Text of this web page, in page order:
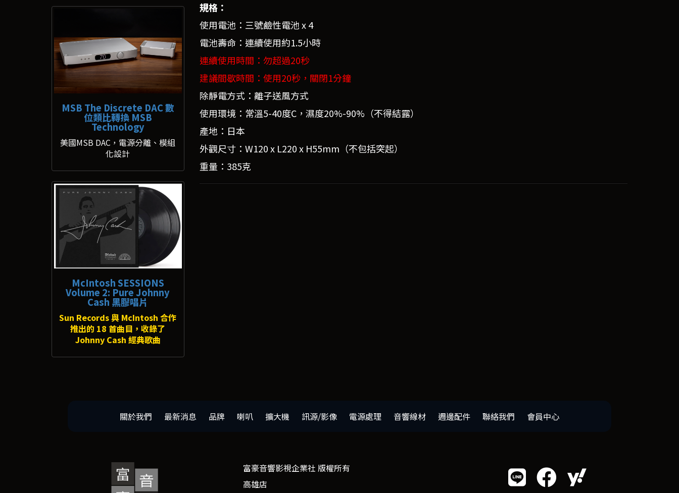
MSB The Discrete DAC 數
位類比轉換 MSB
Technology
美國MSB DAC，電源分離、模組
化設計
McIntosh SESSIONS
Volume 2: Pure Johnny
Cash 黑膠唱片
Sun Records 與 McIntosh 合作
推出的 18 首曲目，收錄了
Johnny Cash 經典歌曲
規格：
使用電池：三號鹼性電池 x 4
電池壽命：連續使用約1.5小時
連續使用時間：勿超過20秒
建議間歇時間：使用20秒，關閉1分鐘
除靜電方式：離子送風方式
使用環境：常溫5-40度C，濕度20%-90%（不得結露）
產地：日本
外觀尺寸：W120 x L220 x H55mm（不包括突起）
重量：385克
關於我們 最新消息 品牌 喇叭 擴大機 訊源/影像 電源處理 音響線材 週邊配件 聯絡我們 會員中心
富豪音響影視企業社 版權所有
高雄店